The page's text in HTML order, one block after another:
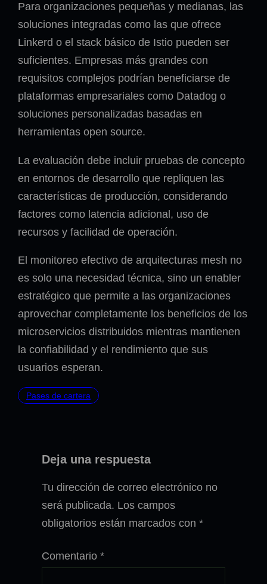
Para organizaciones pequeñas y medianas, las
soluciones integradas como las que ofrece
Linkerd o el stack básico de Istio pueden ser
suficientes. Empresas más grandes con
requisitos complejos podrían beneficiarse de
plataformas empresariales como Datadog o
soluciones personalizadas basadas en
herramientas open source.
La evaluación debe incluir pruebas de concepto
en entornos de desarrollo que repliquen las
características de producción, considerando
factores como latencia adicional, uso de
recursos y facilidad de operación.
El monitoreo efectivo de arquitecturas mesh no
es solo una necesidad técnica, sino un enabler
estratégico que permite a las organizaciones
aprovechar completamente los beneficios de los
microservicios distribuidos mientras mantienen
la confiabilidad y el rendimiento que sus
usuarios esperan.
Pases de cartera
Deja una respuesta
Tu dirección de correo electrónico no
será publicada. Los campos
obligatorios están marcados con *
Comentario *